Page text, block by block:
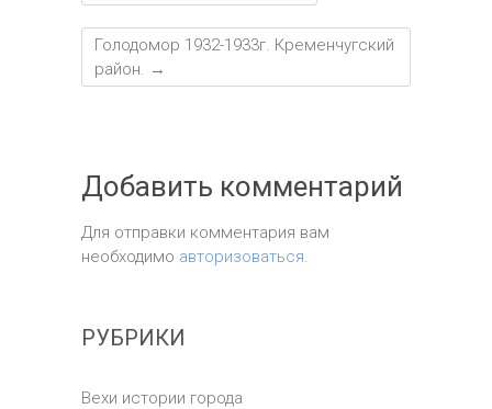
Голодомор 1932-1933г. Кременчугский
район. →
Добавить комментарий
Для отправки комментария вам
необходимо авторизоваться.
РУБРИКИ
Вехи истории города